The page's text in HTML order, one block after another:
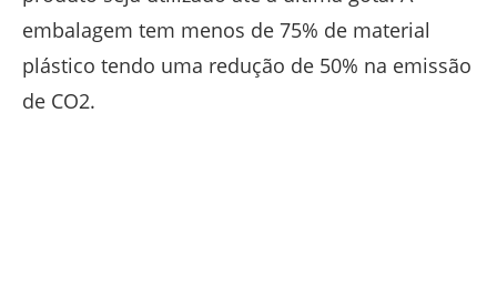
embalagem tem menos de 75% de material
plástico tendo uma redução de 50% na emissão
de CO2.